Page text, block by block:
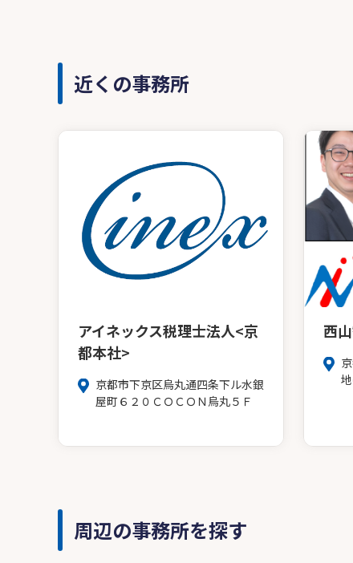
近くの事務所
アイネックス税理士法人<京
都本社>
京都市下京区烏丸通四条下ル水銀
屋町６２０ＣＯＣＯＮ烏丸５Ｆ
西
周辺の事務所を探す